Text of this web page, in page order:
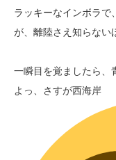
ラッキーなインボラで
が、離陸さえ知らない
一瞬目を覚ましたら
よっ、さすが西海岸